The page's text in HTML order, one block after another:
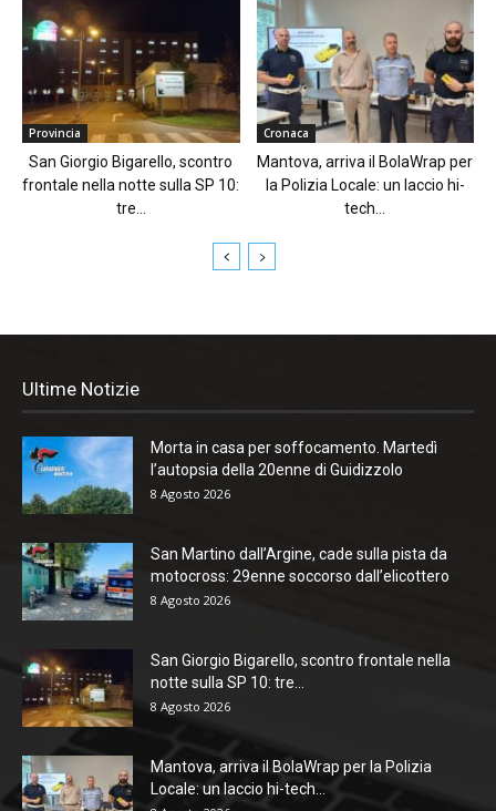
Provincia
San Giorgio Bigarello, scontro
frontale nella notte sulla SP 10:
tre...
Cronaca
Mantova, arriva il BolaWrap per
la Polizia Locale: un laccio hi-
tech...
Ultime Notizie
Morta in casa per soffocamento. Martedì
l’autopsia della 20enne di Guidizzolo
8 Agosto 2026
San Martino dall’Argine, cade sulla pista da
motocross: 29enne soccorso dall’elicottero
8 Agosto 2026
San Giorgio Bigarello, scontro frontale nella
notte sulla SP 10: tre...
8 Agosto 2026
Mantova, arriva il BolaWrap per la Polizia
Locale: un laccio hi-tech...